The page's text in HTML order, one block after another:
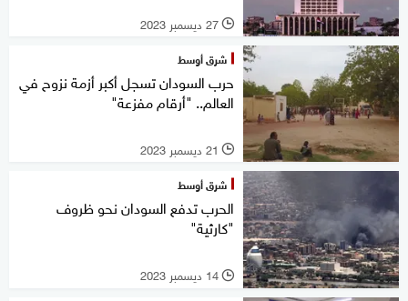
l 27 ديسمبر 2023
شرق أوسط
حرب السودان تسجل أكبر أزمة نزوح في
العالم.. "أرقام مفزعة"
l 21 ديسمبر 2023
شرق أوسط
الحرب تدفع السودان نحو ظروف
"كارثية"
l 14 ديسمبر 2023